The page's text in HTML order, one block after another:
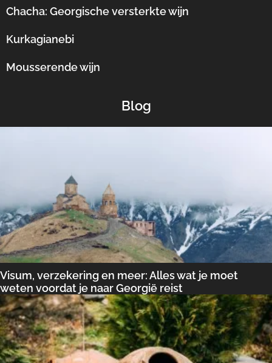
Chacha: Georgische versterkte wijn
Kurkagianebi
Mousserende wijn
Blog
Visum, verzekering en meer: Alles wat je moet
weten voordat je naar Georgië reist